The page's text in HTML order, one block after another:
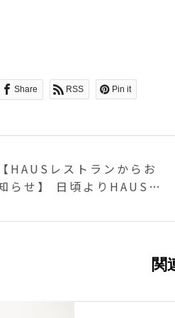
Share RSS Pin it
【HAUSレストランからお
らせ】 日頃よりHAUSレ
難うございます
関